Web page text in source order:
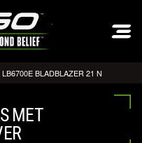
LB6700E BLADBLAZER 21 N
MET